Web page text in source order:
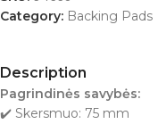
Category: Backing Pads
Description
Pagrindinės savybės:
✔️ Skersmuo: 75 mm